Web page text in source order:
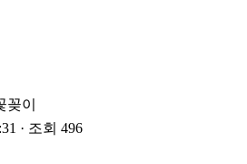
이
· 조회 496